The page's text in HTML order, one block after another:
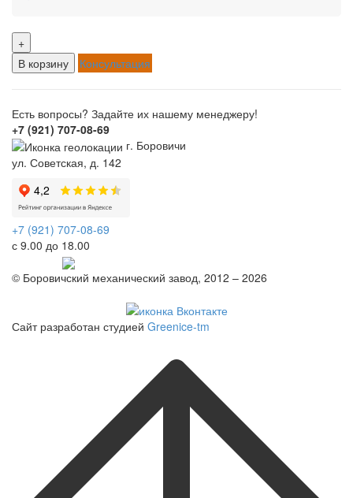
+
В корзину
Консультация
Есть вопросы? Задайте их нашему менеджеру!
+7 (921) 707-08-69
г. Боровичи
ул. Советская, д. 142
+7 (921) 707-08-69
с 9.00 до 18.00
© Боровичский механический завод, 2012 – 2026
Сайт разработан студией Greenice-tm